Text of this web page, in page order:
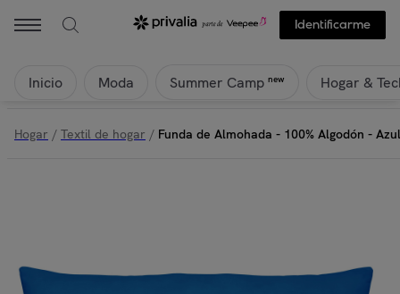
Identificarme
Inicio Moda Summer Camp new Hogar &
Hogar / Textil de hogar / Funda de Almohada - 100% Algodón -